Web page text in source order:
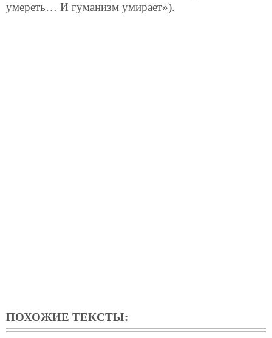
умереть… И гуманизм умирает»).
ПОХОЖИЕ ТЕКСТЫ: